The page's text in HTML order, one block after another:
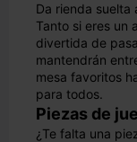
Da rienda suelta
Tanto si eres un
divertida de
mantendrán
mesa favoritos
para todos.
Piezas de
¿Te falta una